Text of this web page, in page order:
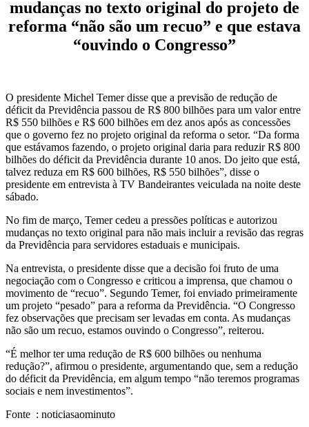
mudanças no texto original do projeto de
reforma “não são um recuo” e que estava
“ouvindo o Congresso”
O presidente Michel Temer disse que a previsão de redução de
déficit da Previdência passou de R$ 800 bilhões para um valor entre
R$ 550 bilhões e R$ 600 bilhões em dez anos após as concessões
que o governo fez no projeto original da reforma o setor. “Da forma
que estávamos fazendo, o projeto original daria para reduzir R$ 800
bilhões do déficit da Previdência durante 10 anos. Do jeito que está,
talvez reduza em R$ 600 bilhões, R$ 550 bilhões”, disse o
presidente em entrevista à TV Bandeirantes veiculada na noite deste
sábado.
No fim de março, Temer cedeu a pressões políticas e autorizou
mudanças no texto original para não mais incluir a revisão das regras
da Previdência para servidores estaduais e municipais.
Na entrevista, o presidente disse que a decisão foi fruto de uma
negociação com o Congresso e criticou a imprensa, que chamou o
movimento de “recuo”. Segundo Temer, foi enviado primeiramente
um projeto “pesado” para a reforma da Previdência. “O Congresso
fez observações que precisam ser levadas em conta. As mudanças
não são um recuo, estamos ouvindo o Congresso”, reiterou.
“É melhor ter uma redução de R$ 600 bilhões ou nenhuma
redução?”, afirmou o presidente, argumentando que, sem a redução
do déficit da Previdência, em algum tempo “não teremos programas
sociais e nem investimentos”.
Fonte : noticiasaominuto